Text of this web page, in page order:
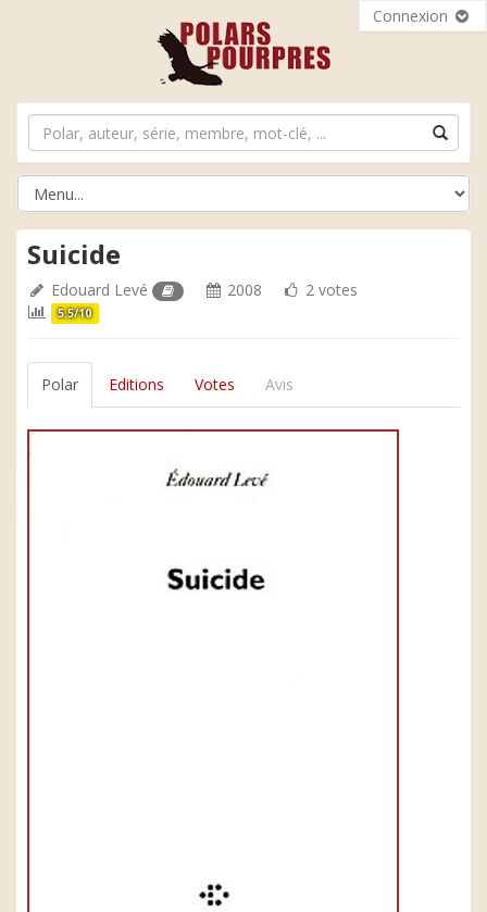
Connexion
Suicide
Edouard Levé 2008 2 votes
5.5/10
Polar Editions Votes Avis